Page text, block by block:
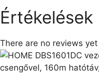
Értékelések
There are no reviews yet